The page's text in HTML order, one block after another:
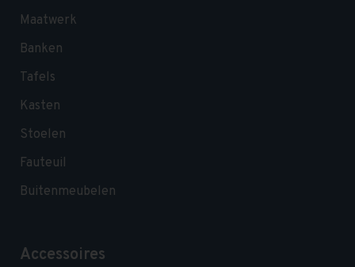
Maatwerk
Banken
Tafels
Kasten
Stoelen
Fauteuil
Buitenmeubelen
Accessoires